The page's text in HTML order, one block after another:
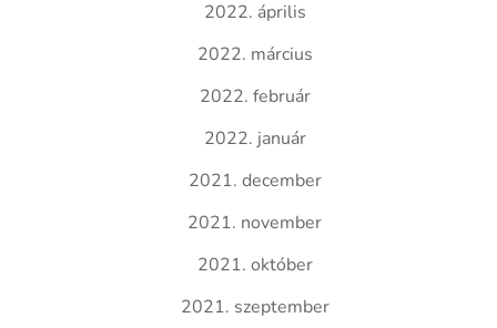
2022. április
2022. március
2022. február
2022. január
2021. december
2021. november
2021. október
2021. szeptember